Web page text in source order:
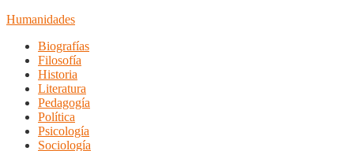
Humanidades
Biografías
Filosofía
Historia
Literatura
Pedagogía
Política
Psicología
Sociología